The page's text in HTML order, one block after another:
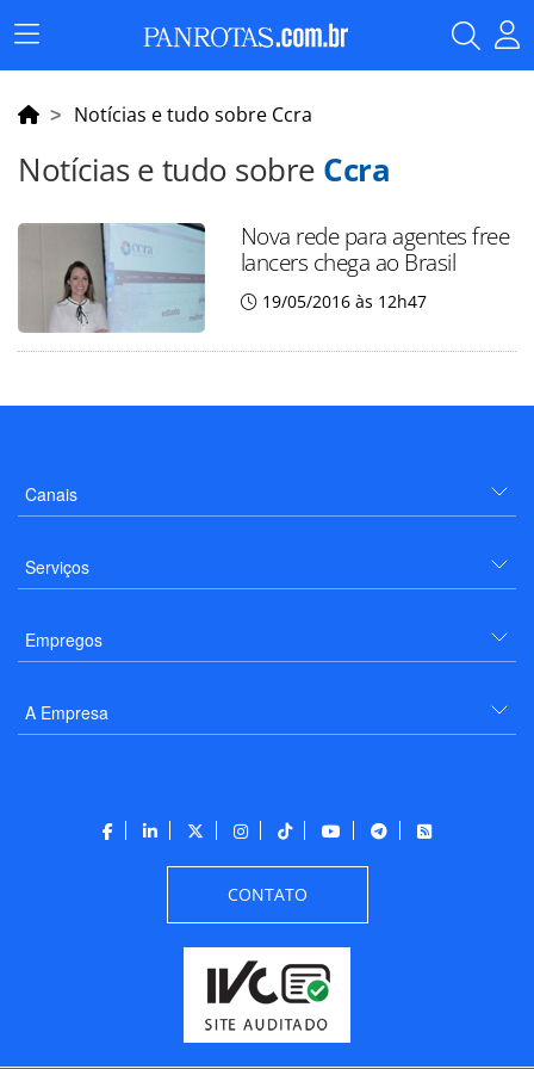
Menu
Principal
Notícias e tudo sobre Ccra
Notícias e tudo sobre Ccra
Nova rede para agentes free
lancers chega ao Brasil
19/05/2016 às 12h47
Canais
Serviços
Empregos
A Empresa
CONTATO